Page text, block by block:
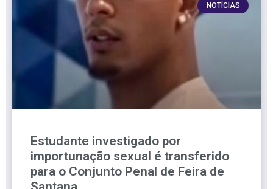
NOTÍCIAS
Estudante investigado por
importunação sexual é transferido
para o Conjunto Penal de Feira de